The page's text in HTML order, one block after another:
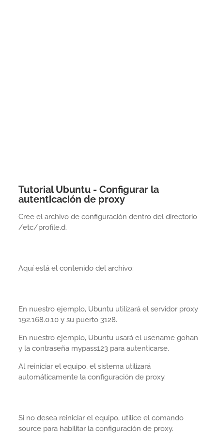
Tutorial Ubuntu - Configurar la
autenticación de proxy
Cree el archivo de configuración dentro del directorio
/etc/profile.d.
Aquí está el contenido del archivo:
En nuestro ejemplo, Ubuntu utilizará el servidor proxy
192.168.0.10 y su puerto 3128.
En nuestro ejemplo, Ubuntu usará el usename gohan
y la contraseña mypass123 para autenticarse.
Al reiniciar el equipo, el sistema utilizará
automáticamente la configuración de proxy.
Si no desea reiniciar el equipo, utilice el comando
source para habilitar la configuración de proxy.